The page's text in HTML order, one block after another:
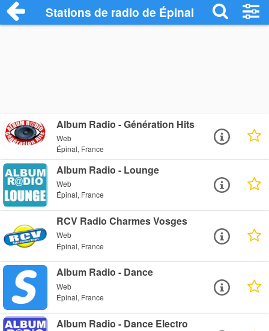
Stations de radio de Épinal
Album Radio - Génération Hits
Web
Épinal, France
Album Radio - Lounge
Web
Épinal, France
RCV Radio Charmes Vosges
Web
Épinal, France
Album Radio - Dance
Web
Épinal, France
Album Radio - Dance Electro